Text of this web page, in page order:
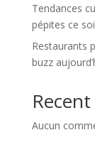
Tendances
pépites ce
Restaurants
buzz
Aucun